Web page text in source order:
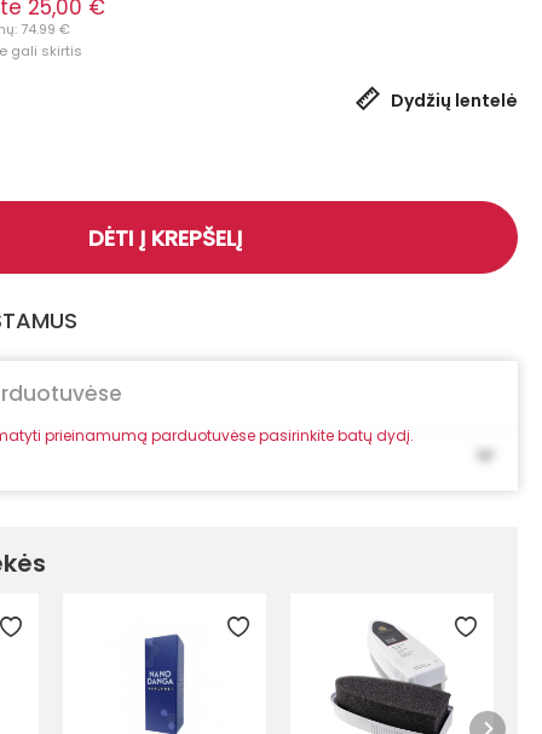
25,00 €
74.99 €
gali skirtis
Dydžių lentelė
DĖTI Į KREPŠELĮ
prieinamumą parduotuvėse pasirinkite batų dydį.